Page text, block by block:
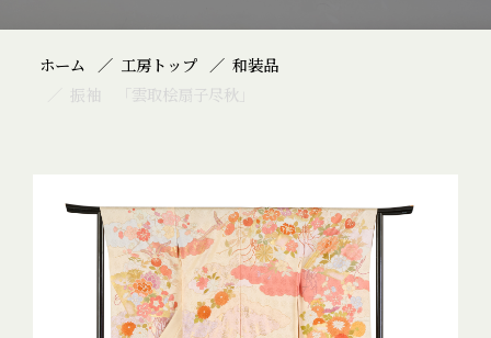
ホーム 工房トップ
和装品
振袖 「雲取桧扇子尽秋」